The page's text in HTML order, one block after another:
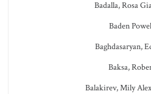
Badalla, Rosa
Baden
Baghdasaryan,
Baksa,
Balakirev, Mily